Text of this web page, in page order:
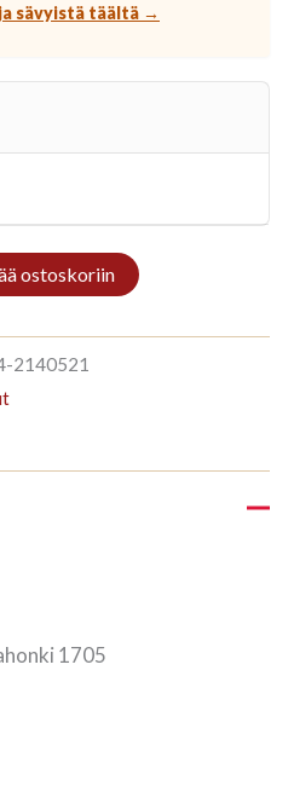
sävyistä täältä →
ostoskoriin
2140521
1705